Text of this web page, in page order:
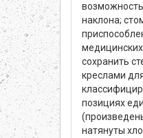
наклона;
сохранить
креслами
позициях
натянуты